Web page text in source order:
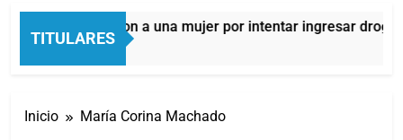
TITULARES
detuvieron a una mujer por intentar ingresar droga a
Atrás
Inicio María Corina Machado